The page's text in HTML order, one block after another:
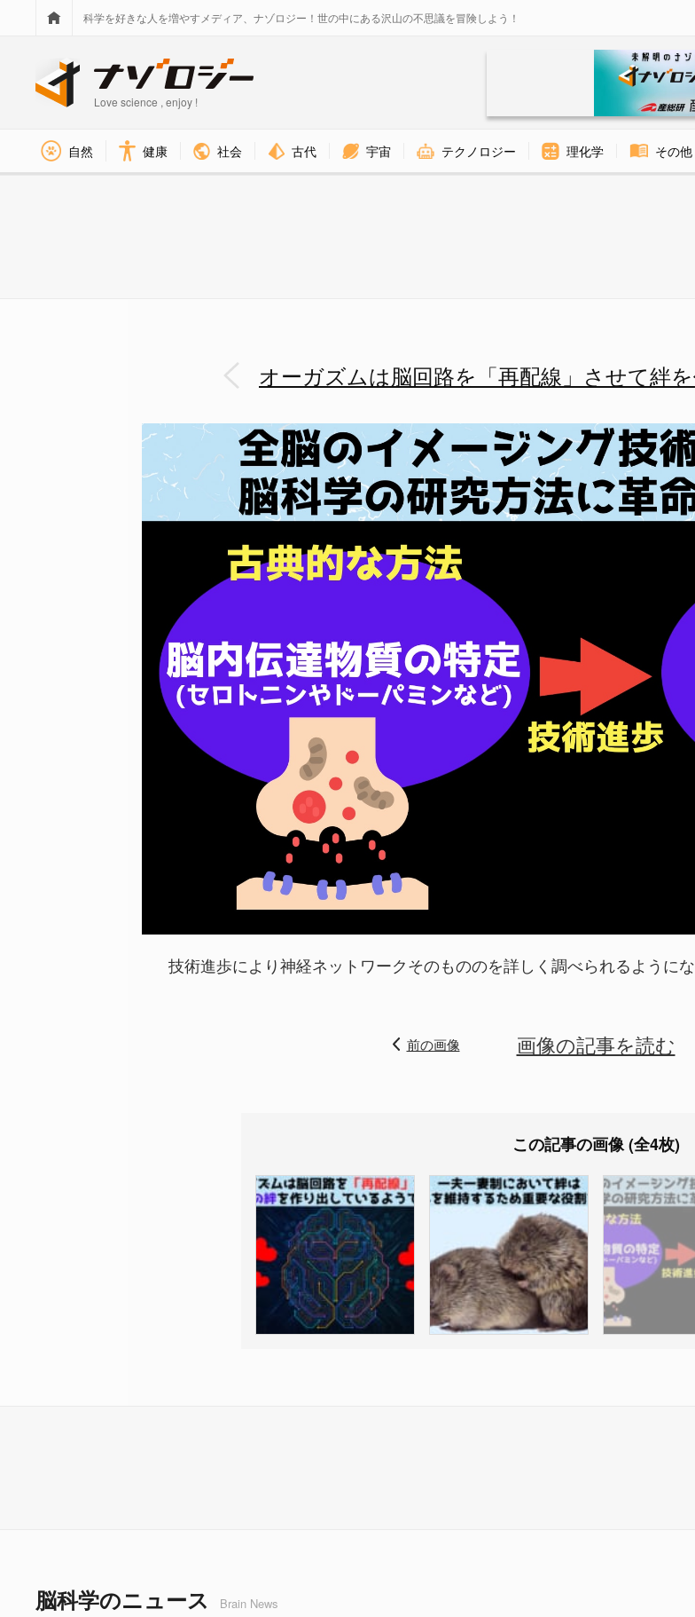
科学を好きな人を増やすメディア、ナゾロジー！世の中にある沢山の不思議を冒険しよう！
Love science , enjoy !
自然 健康 社会 古代 宇宙 テクノロジー 理化学 その他
オーガズムは脳回路を「再配線」させて絆
技術進歩により神経ネットワークそのもののを詳しく調べられるようにな
前の画像 画像の記事を読む
この記事の画像 (全4枚)
脳科学のニュース Brain News